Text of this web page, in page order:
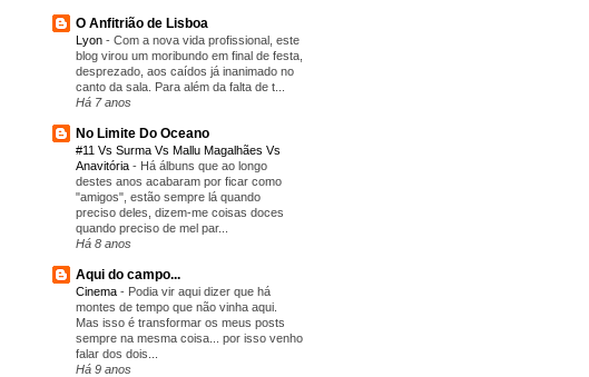
O Anfitrião de Lisboa
Lyon - Com a nova vida profissional, este
blog virou um moribundo em final de festa,
desprezado, aos caídos já inanimado no
canto da sala. Para além da falta de t...
Há 7 anos
No Limite Do Oceano
#11 Vs Surma Vs Mallu Magalhães Vs
Anavitória - Há álbuns que ao longo
destes anos acabaram por ficar como
"amigos", estão sempre lá quando
preciso deles, dizem-me coisas doces
quando preciso de mel par...
Há 8 anos
Aqui do campo...
Cinema - Podia vir aqui dizer que há
montes de tempo que não vinha aqui.
Mas isso é transformar os meus posts
sempre na mesma coisa... por isso venho
falar dos dois...
Há 9 anos